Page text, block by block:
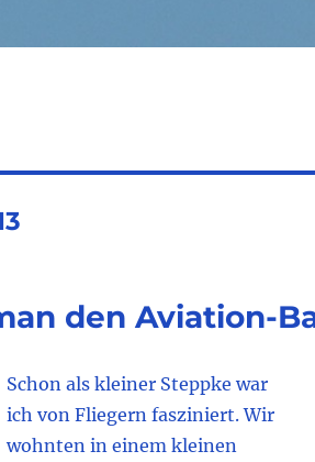
den Aviation-
Schon als kleiner Steppke war
ich von Fliegern fasziniert. Wir
wohnten in einem kleinen